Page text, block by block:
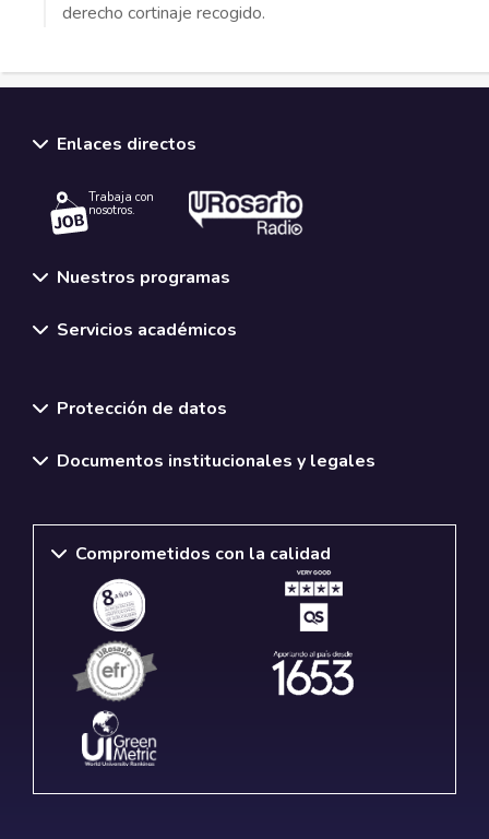
derecho cortinaje recogido.
Enlaces directos
Trabaja con
nosotros.
Nuestros programas
Servicios académicos
Protección de datos
Documentos institucionales y legales
Comprometidos con la calidad